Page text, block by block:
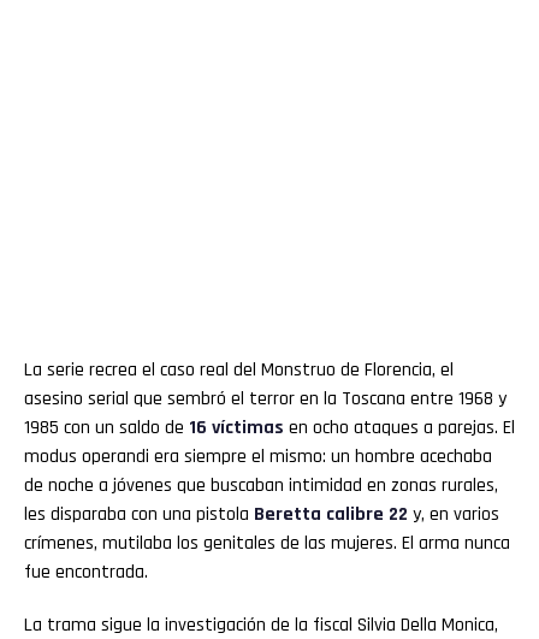
La serie recrea el caso real del Monstruo de Florencia, el
asesino serial que sembró el terror en la Toscana entre 1968 y
1985 con un saldo de 16 víctimas en ocho ataques a parejas. El
modus operandi era siempre el mismo: un hombre acechaba
de noche a jóvenes que buscaban intimidad en zonas rurales,
les disparaba con una pistola Beretta calibre 22 y, en varios
crímenes, mutilaba los genitales de las mujeres. El arma nunca
fue encontrada.
La trama sigue la investigación de la fiscal Silvia Della Monica,